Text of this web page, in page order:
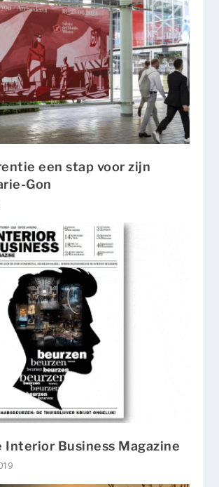
een stap voor zijn
Gon
Interior Business Magazine